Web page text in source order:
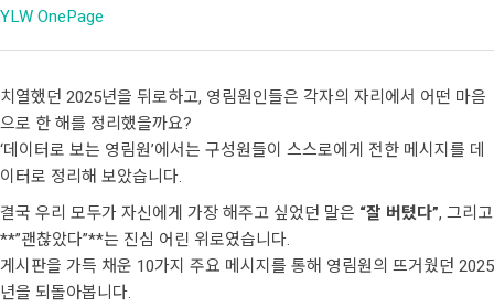
YLW OnePage
치열했던 2025년을 뒤로하고, 영림원인들은 각자의 자리에서 어떤 마음
으로 한 해를 정리했을까요?
‘데이터로 보는 영림원’에서는 구성원들이 스스로에게 전한 메시지를 데
이터로 정리해 보았습니다.
결국 우리 모두가 자신에게 가장 해주고 싶었던 말은 “잘 버텼다”, 그리고
**”괜찮았다”**는 진심 어린 위로였습니다.
게시판을 가득 채운 10가지 주요 메시지를 통해 영림원의 뜨거웠던 2025
년을 되돌아봅니다.